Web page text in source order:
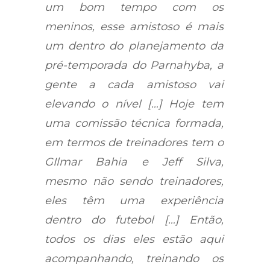
um bom tempo com os
meninos, esse amistoso é mais
um dentro do planejamento da
pré-temporada do Parnahyba, a
gente a cada amistoso vai
elevando o nível […] Hoje tem
uma comissão técnica formada,
em termos de treinadores tem o
GIlmar Bahia e Jeff Silva,
mesmo não sendo treinadores,
eles têm uma experiência
dentro do futebol […] Então,
todos os dias eles estão aqui
acompanhando, treinando os